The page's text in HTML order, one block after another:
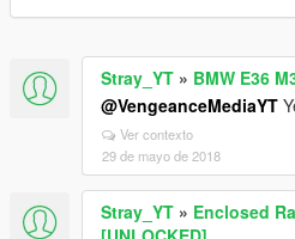
Stray_YT » BMW E36
@VengeanceMediaYT
Ver contexto
29 de mayo de 2018
Stray_YT » Enclosed